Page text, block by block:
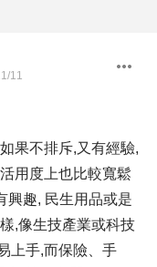
11
果不排斥,又有經驗,
用度上也比較寬鬆
興趣, 民生用品或是
,像生技產業或科技
上手,而保險、手